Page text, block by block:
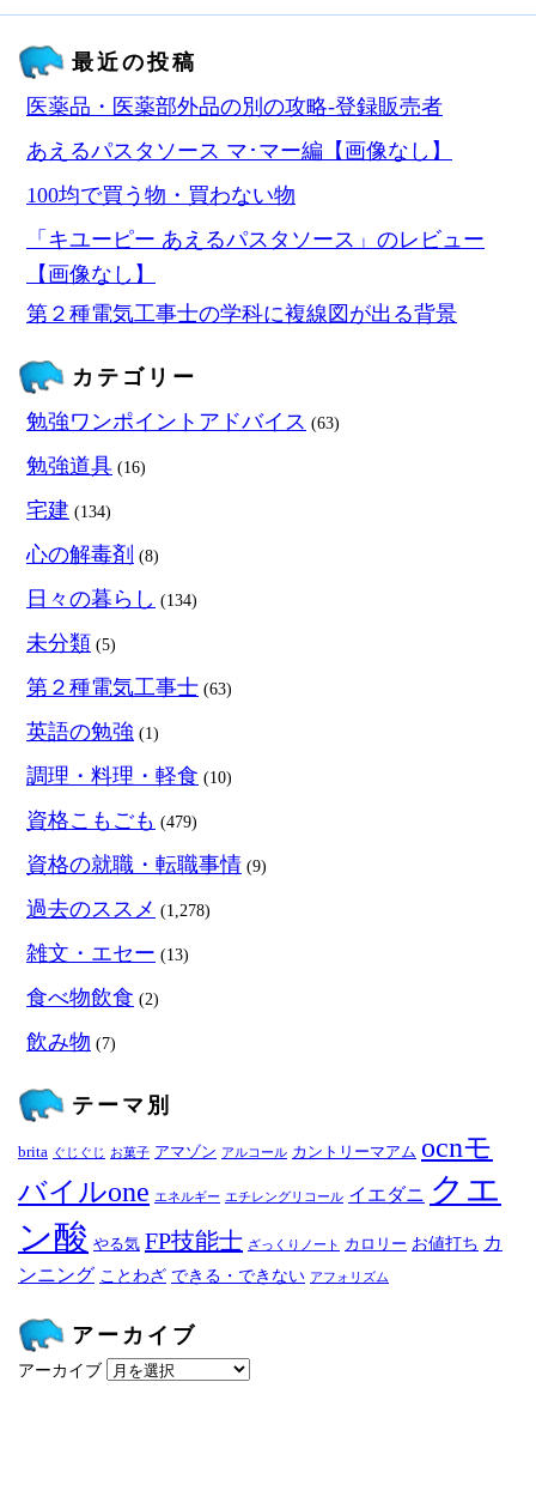
最近の投稿
医薬品・医薬部外品の別の攻略‐登録販売者
あえるパスタソース マ･マー編【画像なし】
100均で買う物・買わない物
「キユーピー あえるパスタソース」のレビュー
【画像なし】
第２種電気工事士の学科に複線図が出る背景
カテゴリー
勉強ワンポイントアドバイス (63)
勉強道具 (16)
宅建 (134)
心の解毒剤 (8)
日々の暮らし (134)
未分類 (5)
第２種電気工事士 (63)
英語の勉強 (1)
調理・料理・軽食 (10)
資格こもごも (479)
資格の就職・転職事情 (9)
過去のススメ (1,278)
雑文・エセー (13)
食べ物飲食 (2)
飲み物 (7)
テーマ別
brita ぐじぐじ お菓子 アマゾン アルコール カントリーマアム ocnモ
バイルone エネルギー エチレングリコール イエダニ クエ
ン酸 やる気 FP技能士 ざっくりノート カロリー お値打ち カ
ンニング ことわざ できる・できない アフォリズム
アーカイブ
アーカイブ